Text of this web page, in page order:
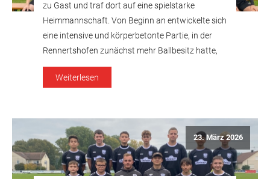
zu Gast und traf dort auf eine spielstarke
Heimmannschaft. Von Beginn an entwickelte sich
eine intensive und körperbetonte Partie, in der
Rennertshofen zunächst mehr Ballbesitz hatte,
während Rain versuchte, defensiv kompakt zu
stehen und dagegenzuhalten. Bereits in der 10.
Weiterlesen
23. März 2026